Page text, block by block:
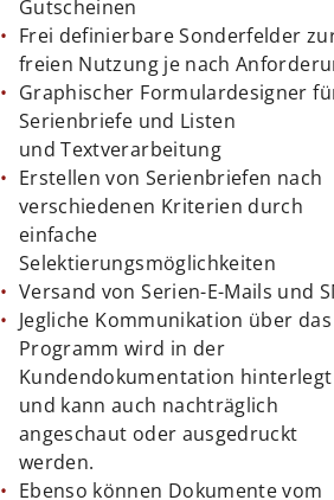
Gutscheinen
Frei definierbare Sonderfelder
freien Nutzung je nach
Graphischer Formulardesigner
Serienbriefe und Listen
und Textverarbeitung
Erstellen von Serienbriefen nach
verschiedenen Kriterien durch
einfache
Selektierungsmöglichkeiten
Versand von Serien-E-Mails und
Jegliche Kommunikation über das
Programm wird in der
Kundendokumentation hinterlegt
und kann auch nachträglich
angeschaut oder ausgedruckt
werden.
Ebenso können Dokumente vom